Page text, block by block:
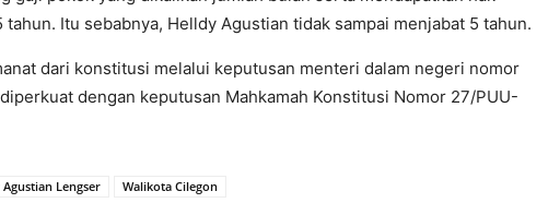
Itu sebabnya, Helldy Agustian tidak sampai menjabat 5 tahun.
dari konstitusi melalui keputusan menteri dalam negeri nomor
dengan keputusan Mahkamah Konstitusi Nomor 27/PUU-
Agustian Lengser Walikota Cilegon